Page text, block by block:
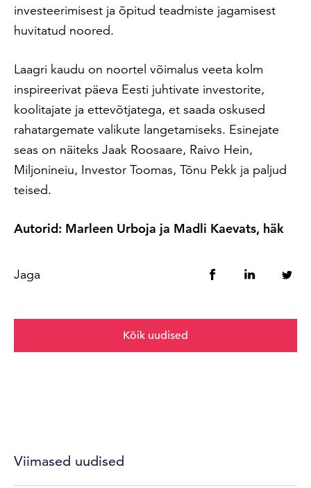
investeerimisest ja õpitud teadmiste jagamisest
huvitatud noored.
Laagri kaudu on noortel võimalus veeta kolm
inspireerivat päeva Eesti juhtivate investorite,
koolitajate ja ettevõtjatega, et saada oskused
rahatargemate valikute langetamiseks. Esinejate
seas on näiteks Jaak Roosaare, Raivo Hein,
Miljonineiu, Investor Toomas, Tõnu Pekk ja paljud
teised.
Autorid: Marleen Urboja ja Madli Kaevats, häk
Jaga
Kõik uudised
Viimased uudised